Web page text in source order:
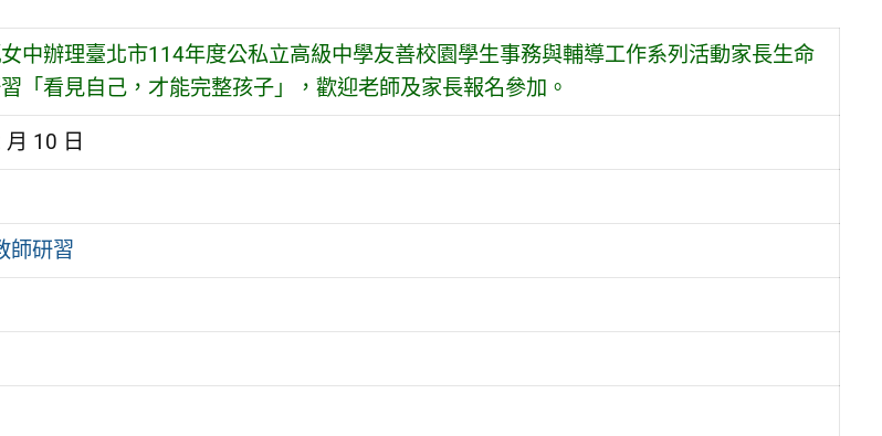
中辦理臺北市114年度公私立高級中學友善校園學生事務與輔導工作系列活動家長生命
「看見自己，才能完整孩子」，歡迎老師及家長報名參加。
10 日
師研習